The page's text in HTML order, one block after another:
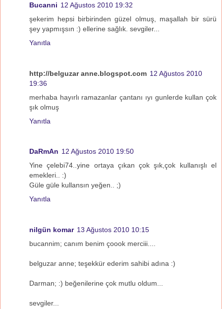
Bucanni 12 Ağustos 2010 19:32
şekerim hepsi birbirinden güzel olmuş, maşallah bir sürü
şey yapmışsın :) ellerine sağlık. sevgiler...
Yanıtla
http://belguzar anne.blogspot.com 12 Ağustos 2010
19:36
merhaba hayırlı ramazanlar çantanı ıyı gunlerde kullan çok
şık olmuş
Yanıtla
DaRmAn 12 Ağustos 2010 19:50
Yine çelebi74..yine ortaya çıkan çok şık,çok kullanışlı el
emekleri.. :)
Güle güle kullansın yeğen.. ;)
Yanıtla
nilgün komar 13 Ağustos 2010 10:15
bucannim; canım benim çoook merciii....
belguzar anne; teşekkür ederim sahibi adına :)
Darman; :) beğenilerine çok mutlu oldum...
sevgiler...